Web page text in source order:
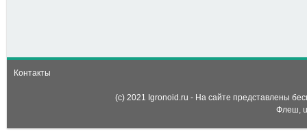
Контакты
(c) 2021 Igronoid.ru - На сайте представлены
Флеш,